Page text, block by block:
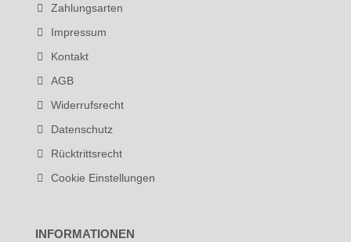
Zahlungsarten
Impressum
Kontakt
AGB
Widerrufsrecht
Datenschutz
Rücktrittsrecht
Cookie Einstellungen
INFORMATIONEN